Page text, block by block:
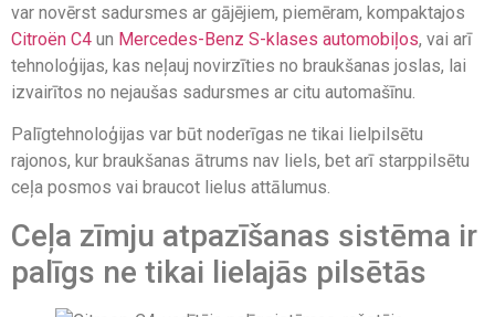
var novērst sadursmes ar gājējiem, piemēram, kompaktajos
Citroën C4 un Mercedes-Benz S-klases automobiļos, vai arī
tehnoloģijas, kas neļauj novirzīties no braukšanas joslas, lai
izvairītos no nejaušas sadursmes ar citu automašīnu.
Palīgtehnoloģijas var būt noderīgas ne tikai lielpilsētu
rajonos, kur braukšanas ātrums nav liels, bet arī starppilsētu
ceļa posmos vai braucot lielus attālumus.
Ceļa zīmju atpazīšanas sistēma ir
palīgs ne tikai lielajās pilsētās